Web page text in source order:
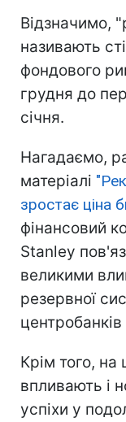
Відзначимо,
називають
фондового
грудня до
січня.
Нагадаємо,
матеріалі
зростає ціна
фінансовий
Stanley
великими
резервної
Крім того, на
впливають і
успіхи у